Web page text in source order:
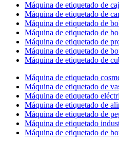
Máquina de etiquetado de
Máquina de etiquetado de
Máquina de etiquetado de
Máquina de etiquetado de
Máquina de etiquetado de
Máquina de etiquetado de
Máquina de etiquetado de
Máquina de etiquetado
Máquina de etiquetado de
Máquina de etiquetado
Máquina de etiquetado de
Máquina de etiquetado de
Máquina de etiquetado
Máquina de etiquetado de